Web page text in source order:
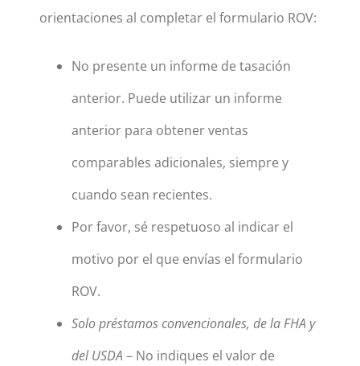
orientaciones al completar el formulario ROV:
No presente un informe de tasación
anterior. Puede utilizar un informe
anterior para obtener ventas
comparables adicionales, siempre y
cuando sean recientes.
Por favor, sé respetuoso al indicar el
motivo por el que envías el formulario
ROV.
Solo préstamos convencionales, de la FHA y
del USDA – No indiques el valor de